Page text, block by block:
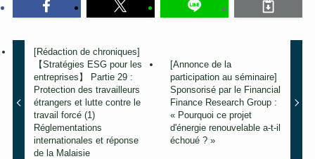
[Rédaction de chroniques]
【Stratégies ESG pour les
entreprises】 Partie 29 :
Protection des travailleurs
étrangers et lutte contre le
travail forcé (1)
Réglementations
internationales et réponse
de la Malaisie
[Annonce de la
participation au séminaire]
Sponsorisé par le Financial
Finance Research Group :
« Pourquoi ce projet
d'énergie renouvelable a-t-il
échoué ? »